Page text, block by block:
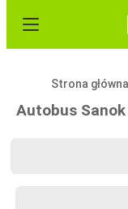
Strona główna
Autobus